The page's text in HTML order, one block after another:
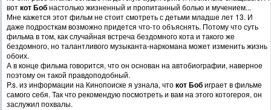
воткот Бобнастолько жизненный и пропитанный болью и мучением...
Мне кажется этот фильм не стоит смотреть с детьми младше лет 13. И
даже подросткам возможно придется что-то объяснять. Потому что суть
фильма в том, как случайная встреча бездомного кота и такого же
бездомного, но талантливого музыканта-наркомана может изменить жизнь
обоих.
А в конце фильма говорится, что он основан на автобиографии, наверное
поэтому он такой правдоподобный.
P.s. из информации на Кинопоиске я узнала, чтокот Бобиграет в фильме
самого себя. Так что рекомендую посмотреть и вам на этого котогероя, он
заслужил похвалы.